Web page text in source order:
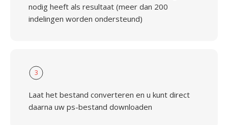
nodig heeft als resultaat (meer dan 200
indelingen worden ondersteund)
3
Laat het bestand converteren en u kunt direct
daarna uw ps-bestand downloaden